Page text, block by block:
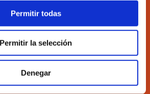
Permitir todas
Permitir la selección
Denegar
Colégiate